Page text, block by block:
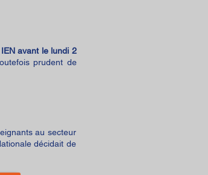
avant le lundi 2
prudent de
au secteur
décidait de